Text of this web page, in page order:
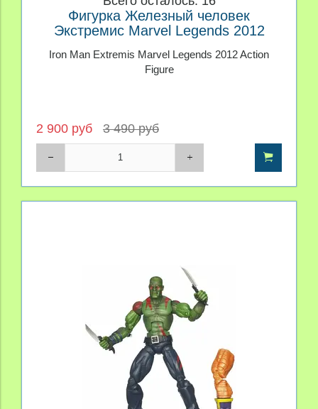
Фигурка Железный человек
Экстремис Marvel Legends 2012
Iron Man Extremis Marvel Legends 2012 Action
Figure
2 900 руб 3 490 руб